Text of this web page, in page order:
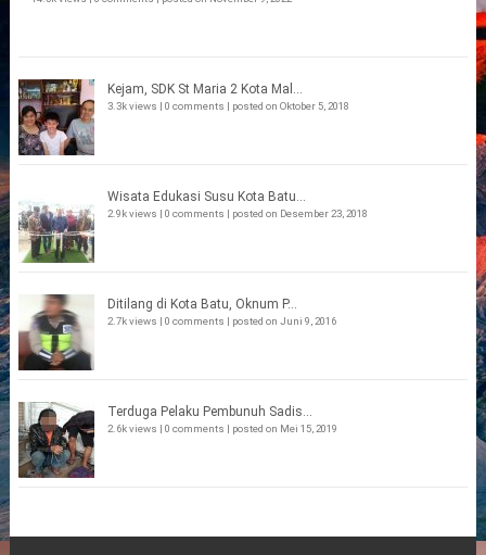
Kejam, SDK St Maria 2 Kota Mal...
3.3k views | 0 comments | posted on Oktober 5, 2018
Wisata Edukasi Susu Kota Batu...
2.9k views | 0 comments | posted on Desember 23, 2018
Ditilang di Kota Batu, Oknum P...
2.7k views | 0 comments | posted on Juni 9, 2016
Terduga Pelaku Pembunuh Sadis...
2.6k views | 0 comments | posted on Mei 15, 2019